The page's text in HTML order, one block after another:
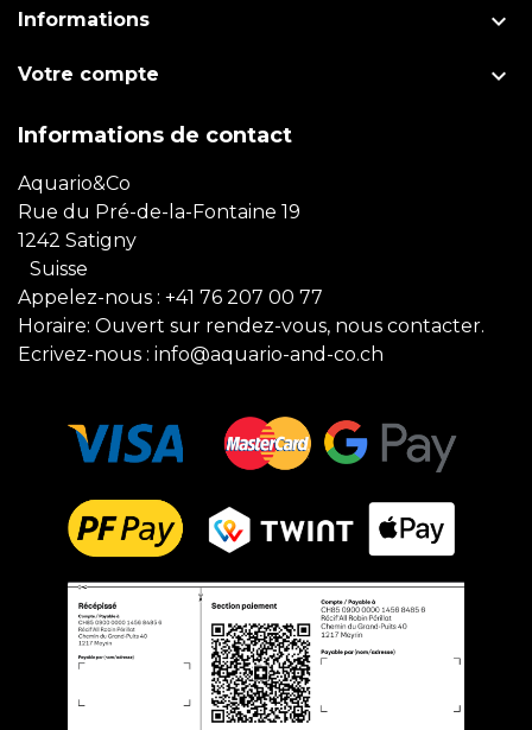
Informations 
Votre compte 
Informations de contact
Aquario&Co
Rue du Pré-de-la-Fontaine 19
1242 Satigny
Suisse
Appelez-nous : +41 76 207 00 77
Horaire: Ouvert sur rendez-vous, nous contacter.
Ecrivez-nous : info@aquario-and-co.ch